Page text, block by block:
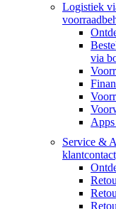
Logistiek
via
Service &